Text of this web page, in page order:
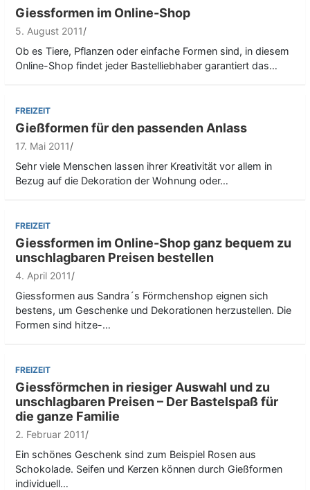
Giessformen im Online-Shop
5. August 2011
Ob es Tiere, Pflanzen oder einfache Formen sind, in diesem
Online-Shop findet jeder Bastelliebhaber garantiert das…
FREIZEIT
Gießformen für den passenden Anlass
17. Mai 2011
Sehr viele Menschen lassen ihrer Kreativität vor allem in
Bezug auf die Dekoration der Wohnung oder…
FREIZEIT
Giessformen im Online-Shop ganz bequem zu
unschlagbaren Preisen bestellen
4. April 2011
Giessformen aus Sandra´s Förmchenshop eignen sich
bestens, um Geschenke und Dekorationen herzustellen. Die
Formen sind hitze-…
FREIZEIT
Giessförmchen in riesiger Auswahl und zu
unschlagbaren Preisen – Der Bastelspaß für
die ganze Familie
2. Februar 2011
Ein schönes Geschenk sind zum Beispiel Rosen aus
Schokolade. Seifen und Kerzen können durch Gießformen
individuell…